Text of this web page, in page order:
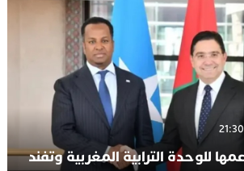
للوحدة الترابية المغربية وتفند